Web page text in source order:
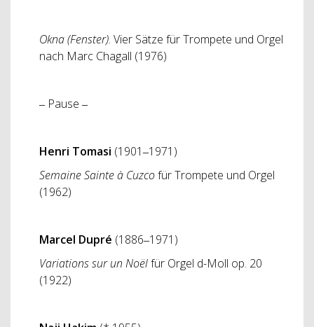
Okna (Fenster). Vier Sätze für Trompete und Orgel
nach Marc Chagall (1976)
‒ Pause ‒
Henri Tomasi (1901‒1971)
Semaine Sainte à Cuzcofür Trompete und Orgel
(1962)
Marcel Dupré (1886‒1971)
Variations sur un Noëlfür Orgel d-Moll op. 20
(1922)